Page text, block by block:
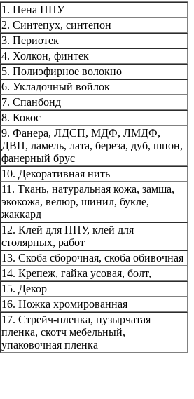
1. Пена ППУ
2. Синтепух, синтепон
3. Периотек
4. Холкон, финтек
5. Полиэфирное волокно
6. Укладочный войлок
7. Спанбонд
8. Кокос
9. Фанера, ЛДСП, МДФ, ЛМДФ,
ДВП, ламель, лата, береза, дуб, шпон,
фанерный брус
10. Декоративная нить
11. Ткань, натуральная кожа, замша,
экокожа, велюр, шинил, букле,
жаккард
12. Клей для ППУ, клей для
столярных, работ
13. Скоба сборочная, скоба обивочная
14. Крепеж, гайка усовая, болт,
15. Декор
16. Ножка хромированная
17. Стрейч-пленка, пузырчатая
пленка, скотч мебельный,
упаковочная пленка